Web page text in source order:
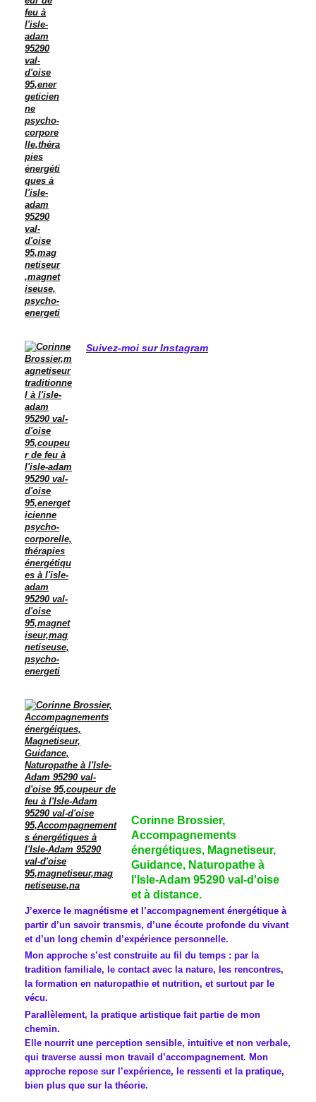
Suivez-moi sur Instagram
Corinne Brossier,
Accompagnements
énergétiques, Magnetiseur,
Guidance, Naturopathe à
l'Isle-Adam 95290 val-d'oise
et à distance.
J’exerce le magnétisme et l’accompagnement énergétique à
partir d’un savoir transmis, d’une écoute profonde du vivant
et d’un long chemin d’expérience personnelle.
Mon approche s’est construite au fil du temps : par la
tradition familiale, le contact avec la nature, les rencontres,
la formation en naturopathie et nutrition, et surtout par le
vécu.
Parallèlement, la pratique artistique fait partie de mon
chemin.
Elle nourrit une perception sensible, intuitive et non verbale,
qui traverse aussi mon travail d’accompagnement. Mon
approche repose sur l’expérience, le ressenti et la pratique,
bien plus que sur la théorie.